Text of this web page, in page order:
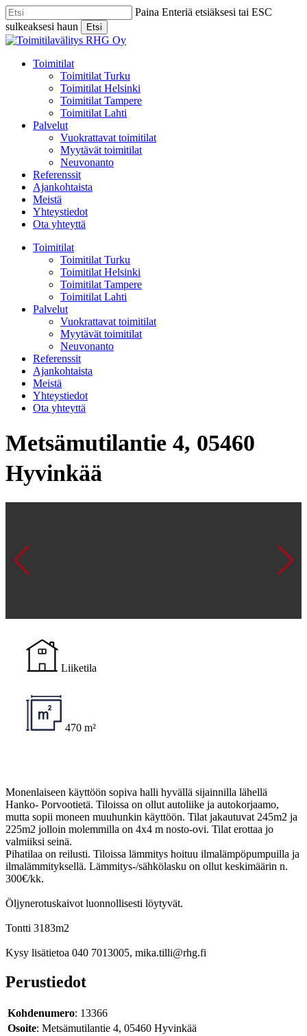
Skip
to
main
content
Paina Enteriä etsiäksesi tai ESC
sulkeaksesi haun
Etsi
Close
Menu
Toimitilat
Toimitilat Turku
Toimitilat Helsinki
Toimitilat Tampere
Toimitilat Lahti
Palvelut
Vuokrattavat toimitilat
Myytävät toimitilat
Neuvonanto
Referenssit
Ajankohtaista
Meistä
Yhteystiedot
Ota yhteyttä
Toimitilat
Toimitilat Turku
Toimitilat Helsinki
Toimitilat Tampere
Toimitilat Lahti
Palvelut
Vuokrattavat toimitilat
Myytävät toimitilat
Neuvonanto
Referenssit
Ajankohtaista
Meistä
Yhteystiedot
Ota yhteyttä
Metsämutilantie 4, 05460
Hyvinkää
Liiketila
470 m²
Monenlaiseen käyttöön sopiva halli hyvällä sijainnilla lähellä
Hanko- Porvootietä. Tiloissa on ollut autoliike ja autokorjaamo,
mutta sopii moneen muuhunkin käyttöön. Tilat jakautuvat 245m2 ja
225m2 jolloin molemmilla on 4x4 m nosto-ovi. Tilat erottaa jo
valmiiksi seinä.
Pihatilaa on reilusti. Tiloissa lämmitys hoituu ilmalämpöpumpuilla ja
ilmalämmityksellä. Lämmitys-/sähkölasku on ollut keskimäärin n.
300€/kk.
Öljynerotuskaivot luonnollisesti löytyvät.
Tontti 3183m2
Kysy lisätietoa 040 7013005, mika.tilli@rhg.fi
Perustiedot
Kohdenumero: 13366
Osoite: Metsämutilantie 4, 05460 Hyvinkää